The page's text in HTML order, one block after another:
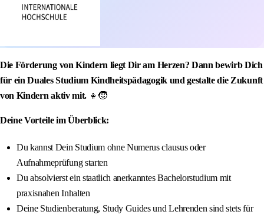
Die Förderung von Kindern liegt Dir am Herzen? Dann bewirb Dich
für ein Duales Studium Kindheitspädagogik und gestalte die Zukunft
von Kindern aktiv mit. 👧🧒
Deine Vorteile im Überblick:
Du kannst Dein Studium ohne Numerus clausus oder
Aufnahmeprüfung starten
Du absolvierst ein staatlich anerkanntes Bachelorstudium mit
praxisnahen Inhalten
Deine Studienberatung, Study Guides und Lehrenden sind stets für